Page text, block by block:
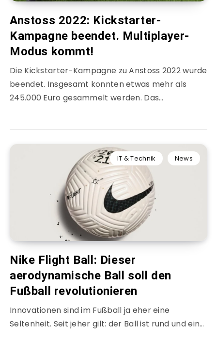
Anstoss 2022: Kickstarter-
Kampagne beendet. Multiplayer-
Modus kommt!
Die Kickstarter-Kampagne zu Anstoss 2022 wurde
beendet. Insgesamt konnten etwas mehr als
245.000 Euro gesammelt werden. Das…
IT & Technik News
Nike Flight Ball: Dieser
aerodynamische Ball soll den
Fußball revolutionieren
Innovationen sind im Fußball ja eher eine
Seltenheit. Seit jeher gilt: der Ball ist rund und ein…